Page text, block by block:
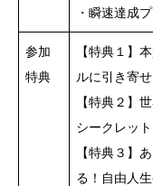
・瞬速達成
参加
特典
【特典１】
ルに引き寄
【特典２】
シークレッ
【特典３】
る！自由人